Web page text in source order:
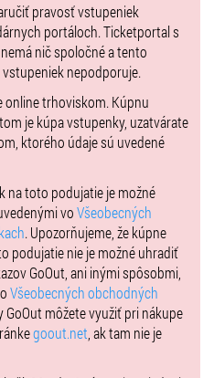
nádvorí zámku z 13.storočia v
koncert sa otvárajú 18:30hod.
Šimák Zámok Pezinok
stôl pre 4 alebo 2 osoby alebo
večera, občerstvenie počas
bufetov, fľaša vína pre 2 osoby,
sa vstupné nevracia.
od 10 rokov . Deťom
do 10
pravosť vstupeniek
portáloch. Ticketportal s
nič spoločné a tento
nepodporuje.
online trhoviskom. Kúpnu
je kúpa vstupenky, uzatvárate
ktorého údaje sú uvedené
na toto podujatie je možné
voVšeobecných
. Upozorňujeme, že kúpne
podujatie nie je možné uhradiť
GoOut, ani inými spôsobmi,
Všeobecných obchodných
GoOut môžete využiť pri nákupe
goout.net , ak tam nie je